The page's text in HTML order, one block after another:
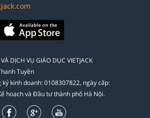
DỊCH VỤ GIÁO DỤC VIETJACK
Tuyền
kinh doanh: 0108307822, ngày cấp:
hoạch và Đầu tư thành phố Hà Nội.